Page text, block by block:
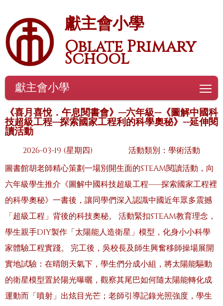
獻主會小學
Oblate Primary
School
獻主會小學
《喜月喜悅．午息閱書會》—六年級--《圖解中國科
技超級工程—探索國家工程利的科學奧秘》--延伸閱
讀活動
2026-03-19 (星期四)
活動類別：學術活動
圖書館胡老師精心策劃一場別開生面的STEAM閱讀活動，向
六年級學生推介《圖解中國科技超級工程——探索國家工程裡
的科學奧秘》一書後，讓同學們深入認識中國近年眾多震撼
「超級工程」背後的科技奧秘。 活動緊扣STEAM教育理念，
學生親手DIY製作「太陽能人造衛星」模型，化身小小科學
家體驗工程實踐。 完工後，吳校長及師生興奮移師操場展開
實地試驗：在晴朗天氣下，學生們分成小組，將太陽能驅動
的衛星模型置於陽光曝曬，觀察其尾巴如何隨太陽能轉化成
運動而「噴射」出炫目光芒；老師引導記錄光照強度，學生